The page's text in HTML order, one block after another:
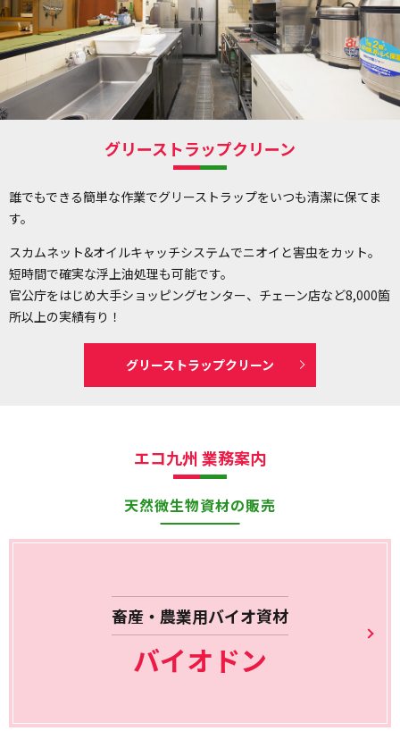
グリーストラップクリーン
誰でもできる簡単な作業でグリーストラップをいつも清潔に保てま
す。
スカムネット&オイルキャッチシステムでニオイと害虫をカット。
短時間で確実な浮上油処理も可能です。
官公庁をはじめ大手ショッピングセンター、チェーン店など8,000箇
所以上の実績有り！
グリーストラップクリーン
エコ九州 業務案内
天然微生物資材の販売
畜産・農業用バイオ資材
バイオドン